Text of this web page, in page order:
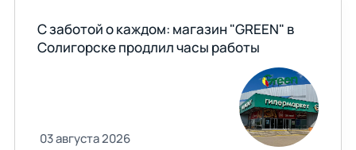
С заботой о каждом: магазин "GREEN" в
Солигорске продлил часы работы
03 августа 2026